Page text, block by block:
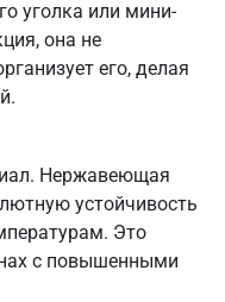
уголка или мини-
она не
его, делая
Нержавеющая
устойчивость
Это
с повышенными